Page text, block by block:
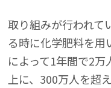
取り組みが行われて
る時に化学肥料を用
によって1年間で2
上に、300万人を超